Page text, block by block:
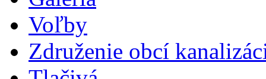
Voľby
Združenie obcí